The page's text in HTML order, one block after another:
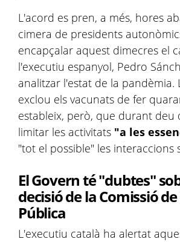
L'acord es pren, a més, hores
cimera de presidents
encapçalar aquest dimecres el
l'executiu espanyol, Pedro
analitzar l'estat de la pandèmia.
exclou els vacunats de fer
estableix, però, que durant deu
limitar les activitats "a les
"tot el possible" les interaccions
El Govern té "dubtes"
decisió de la Comissió
Pública
L'executiu català ha alertat